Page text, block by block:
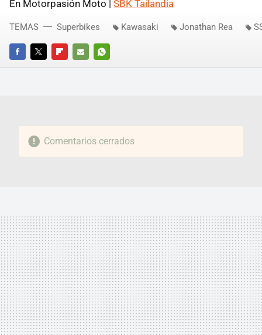
En Motorpasión Moto | SBK Tailandia
FACEBOOKTWITTERFLIPBOARD
E-
WHATSAPP
TEMAS Superbikes Kawasaki Jonathan Rea
Comentarios cerrados